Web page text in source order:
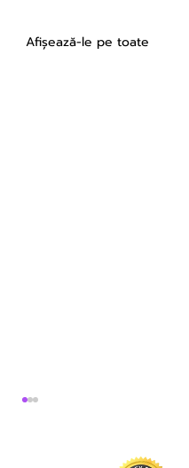
Afișează-le pe toate